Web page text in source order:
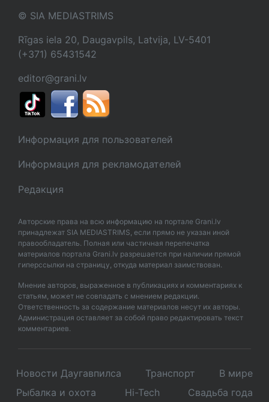
© SIA MEDIASTRIMS
Rīgas iela 20, Daugavpils, Latvija, LV-5401
(+371) 65431542
editor@grani.lv
Информация для пользователей
Информация для рекламодателей
Редакция
Авторские права на всю информацию на портале Grani.lv
принадлежат SIA MEDIASTRIMS, если прямо не указан иной
правообладатель. Полная или частичная перепечатка
материалов портала Grani.lv разрешается при наличии прямой
гиперссылки на страницу, откуда материал заимствован.
Мнение авторов, выраженное в публикациях и комментариях к
статьям, может не совпадать с мнением редакции.
Ответственность за содержание материалов несут их авторы.
Администрация оставляет за собой право редактировать текст
комментариев.
Новости Даугавпилса Транспорт
В мире
Рыбалка и охота
Hi-Tech Свадьбa года